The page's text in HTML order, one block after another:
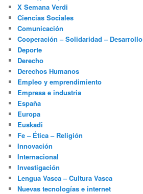
X Semana Verdi
Ciencias Sociales
Comunicación
Cooperación – Solidaridad – Desarrollo
Deporte
Derecho
Derechos Humanos
Empleo y emprendimiento
Empresa e industria
España
Europa
Euskadi
Fe – Ética – Religión
Innovación
Internacional
Investigación
Lengua Vasca – Cultura Vasca
Nuevas tecnologías e internet